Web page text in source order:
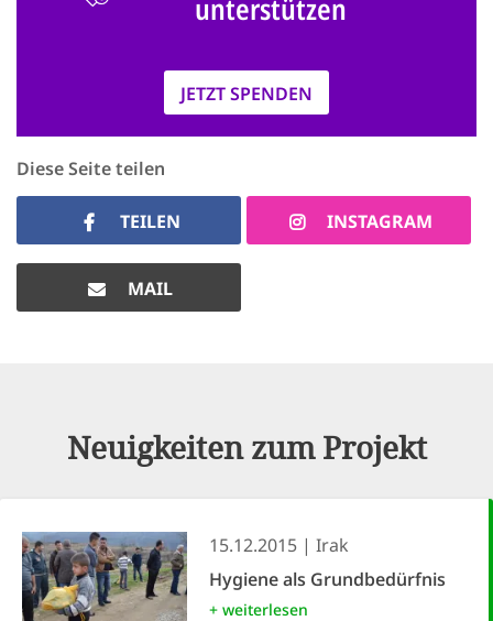
unterstützen
JETZT SPENDEN
Diese Seite teilen
TEILEN INSTAGRAM
MAIL
Neuigkeiten zum Projekt
15.12.2015
Irak
Hygiene als Grundbedürfnis
+ weiterlesen